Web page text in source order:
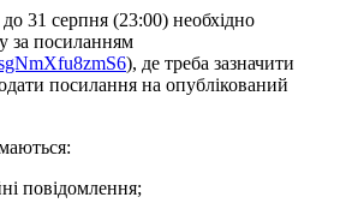
до 31 серпня (23:00) необхідно
за посиланням
), де треба зазначити
посилання на опублікований
повідомлення;